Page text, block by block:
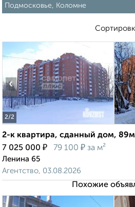
Подмосковье, Коломне
2/2
‹
2-к квартира, сданный дом,
7 025 000 ₽ 79 100 ₽ за м²
Ленина 65
Агентство, 03.08.2026
Похожие